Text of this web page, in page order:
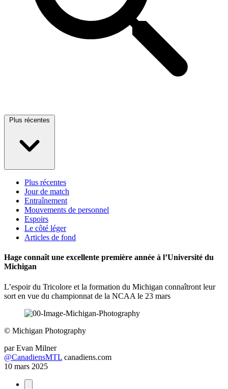
Plus récentes
Plus récentes
Jour de match
Entraînement
Mouvements de personnel
Espoirs
Le côté léger
Articles de fond
Hage connaît une excellente première année à l’Université du
Michigan
L’espoir du Tricolore et la formation du Michigan connaîtront leur
sort en vue du championnat de la NCAA le 23 mars
© Michigan Photography
par Evan Milner
@CanadiensMTL canadiens.com
10 mars 2025